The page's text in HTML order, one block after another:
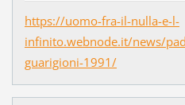
https://uomo-fra-il-nulla-e-l-
infinito.webnode.it/news/
guarigioni-1991/